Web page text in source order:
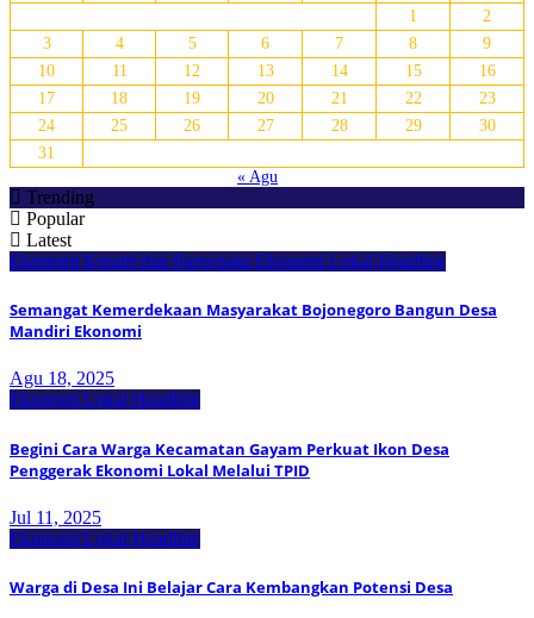
1
2
3
4 5 6 7 8
9
10
11 12 13 14 15
16
17
18 19 20 21 22
23
24
25 26 27 28 29
30
31
« Agu
Trending
Popular
Latest
Ekonomi Kreatif dan Pariwisata Ekonomi Lokal Headline
Semangat Kemerdekaan Masyarakat Bojonegoro Bangun Desa
Mandiri Ekonomi
Agu 18, 2025
Ekonomi Lokal Headline
Begini Cara Warga Kecamatan Gayam Perkuat Ikon Desa
Penggerak Ekonomi Lokal Melalui TPID
Jul 11, 2025
Ekonomi Lokal Headline
Warga di Desa Ini Belajar Cara Kembangkan Potensi Desa